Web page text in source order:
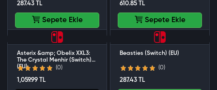
287.43 TL
Sepete Ekle
610.85 TL
Sepete Ekle
Asterix &amp; Obelix XXL3:
The Crystal Menhir (Switch)
(EU)
(0)
1,059.99 TL
Beasties (Switch) (EU)
(0)
287.43 TL